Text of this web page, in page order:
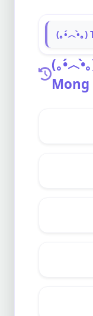
(｡•́︿•̀｡
(｡
Mong